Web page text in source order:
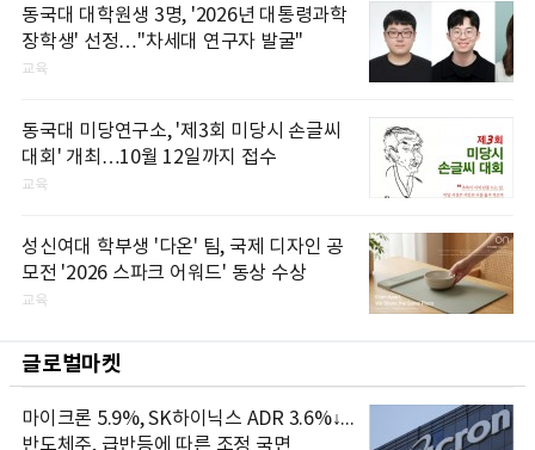
동국대 대학원생 3명, '2026년 대통령과학
장학생' 선정…"차세대 연구자 발굴"
교육
동국대 미당연구소, '제3회 미당시 손글씨
대회' 개최…10월 12일까지 접수
교육
성신여대 학부생 '다온' 팀, 국제 디자인 공
모전 '2026 스파크 어워드' 동상 수상
교육
글로벌마켓
마이크론 5.9%, SK하이닉스 ADR 3.6%↓...
반도체주, 급반등에 따른 조정 국면